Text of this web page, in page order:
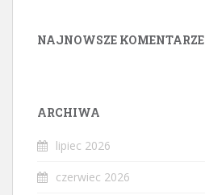
NAJNOWSZE KOMENTARZE
ARCHIWA
lipiec 2026
czerwiec 2026